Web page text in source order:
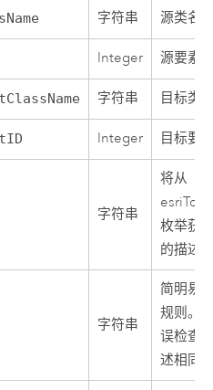
字符串 源类名
Integer 源要素
字符串 目标类
Integer 目标要
字符串
将从
枚举获
的描述
字符串
简明易
规则。
误检查
述相同